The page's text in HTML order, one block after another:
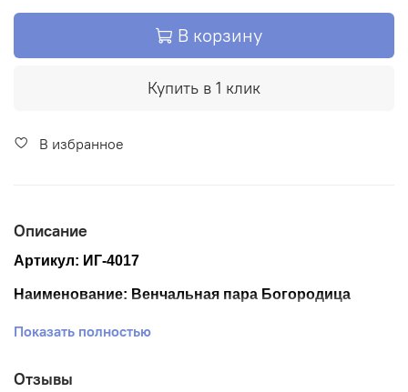
В корзину
Купить в 1 клик
В избранное
Описание
Артикул: ИГ-4017
Наименование: Венчальная пара Богородица
Размер ткани 35*48 см.
Показать полностью
Отзывы